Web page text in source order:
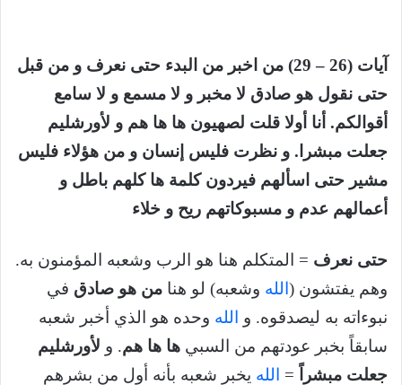
آيات (26 – 29) من اخبر من البدء حتى نعرف و من قبل
حتى نقول هو صادق لا مخبر و لا مسمع و لا سامع
أقوالكم. أنا أولا قلت لصهيون ها ها هم و لأورشليم
جعلت مبشرا. و نظرت فليس إنسان و من هؤلاء فليس
مشير حتى اسألهم فيردون كلمة ها كلهم باطل و
أعمالهم عدم و مسبوكاتهم ريح و خلاء
حتى نعرف = المتكلم هنا هو الرب وشعبه المؤمنون به.
وهم يفتشون ( الله وشعبه) لو هنا من هو صادق في
نبوءاته به ليصدقوه. و
الله وحده هو الذي أخبر شعبه
سابقاً بخبر عودتهم من السبي ها ها هم. و لأورشليم
جعلت مبشراً
= الله يخبر شعبه بأنه أول من بشرهم